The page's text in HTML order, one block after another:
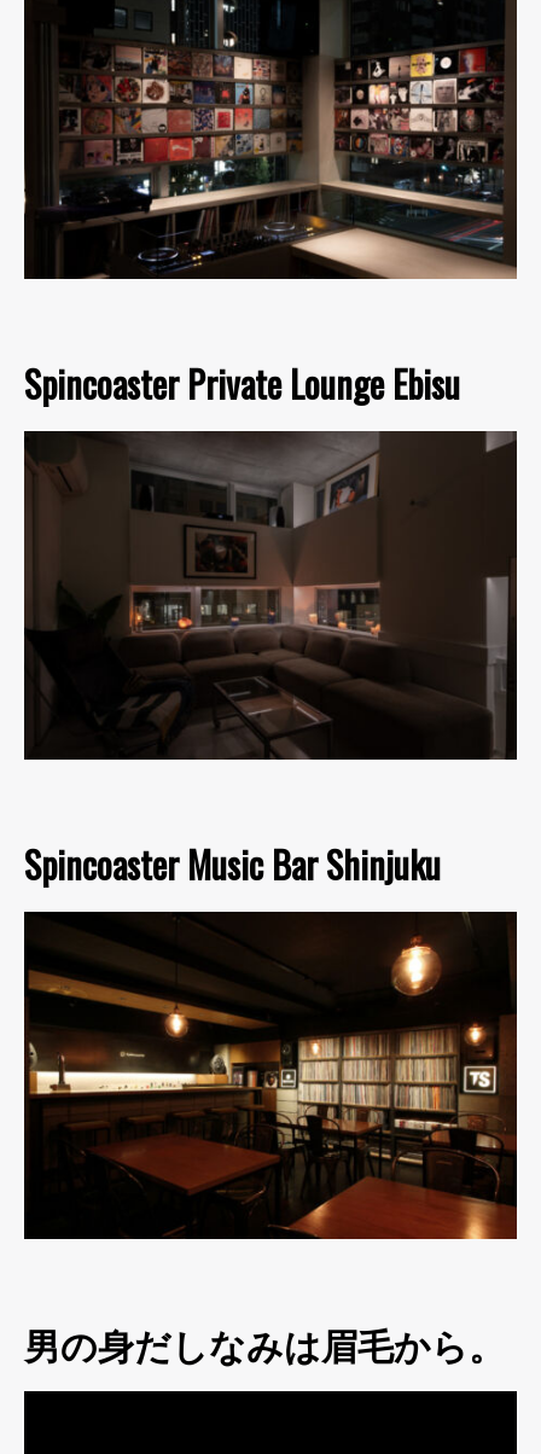
Spincoaster Private Lounge Ebisu
Spincoaster Music Bar Shinjuku
男の身だしなみは眉毛から。